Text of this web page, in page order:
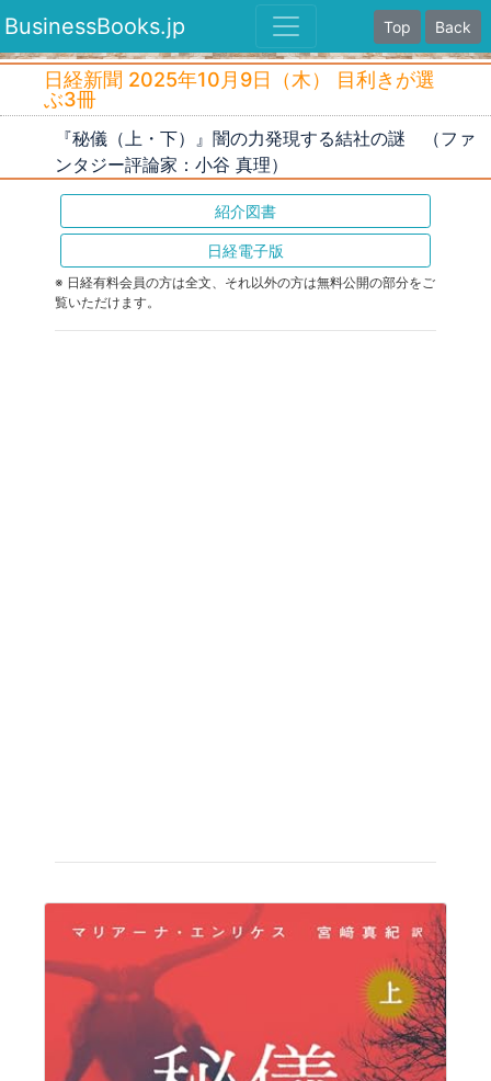
BusinessBooks.jp Top Back
日経新聞 2025年10月9日（木） 目利きが選
ぶ3冊
『秘儀（上・下）』闇の力発現する結社の謎 （ファ
ンタジー評論家：小谷 真理）
紹介図書
日経電子版
※ 日経有料会員の方は全文、それ以外の方は無料公開の部分をご
覧いただけます。